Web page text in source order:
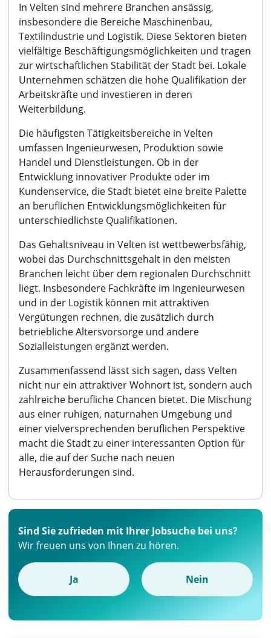
In Velten sind mehrere Branchen ansässig,
insbesondere die Bereiche Maschinenbau,
Textilindustrie und Logistik. Diese Sektoren bieten
vielfältige Beschäftigungsmöglichkeiten und tragen
zur wirtschaftlichen Stabilität der Stadt bei. Lokale
Unternehmen schätzen die hohe Qualifikation der
Arbeitskräfte und investieren in deren
Weiterbildung.
Die häufigsten Tätigkeitsbereiche in Velten
umfassen Ingenieurwesen, Produktion sowie
Handel und Dienstleistungen. Ob in der
Entwicklung innovativer Produkte oder im
Kundenservice, die Stadt bietet eine breite Palette
an beruflichen Entwicklungsmöglichkeiten für
unterschiedlichste Qualifikationen.
Das Gehaltsniveau in Velten ist wettbewerbsfähig,
wobei das Durchschnittsgehalt in den meisten
Branchen leicht über dem regionalen Durchschnitt
liegt. Insbesondere Fachkräfte im Ingenieurwesen
und in der Logistik können mit attraktiven
Vergütungen rechnen, die zusätzlich durch
betriebliche Altersvorsorge und andere
Sozialleistungen ergänzt werden.
Zusammenfassend lässt sich sagen, dass Velten
nicht nur ein attraktiver Wohnort ist, sondern auch
zahlreiche berufliche Chancen bietet. Die Mischung
aus einer ruhigen, naturnahen Umgebung und
einer vielversprechenden beruflichen Perspektive
macht die Stadt zu einer interessanten Option für
alle, die auf der Suche nach neuen
Herausforderungen sind.
Sind Sie zufrieden mit Ihrer Jobsuche bei uns?
Wir freuen uns von Ihnen zu hören.
Ja Nein